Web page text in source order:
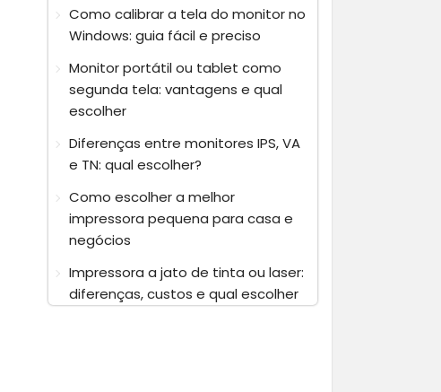
Como calibrar a tela do monitor no
Windows: guia fácil e preciso
Monitor portátil ou tablet como
segunda tela: vantagens e qual
escolher
Diferenças entre monitores IPS, VA
e TN: qual escolher?
Como escolher a melhor
impressora pequena para casa e
negócios
Impressora a jato de tinta ou laser:
diferenças, custos e qual escolher